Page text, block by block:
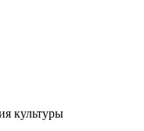
культуры